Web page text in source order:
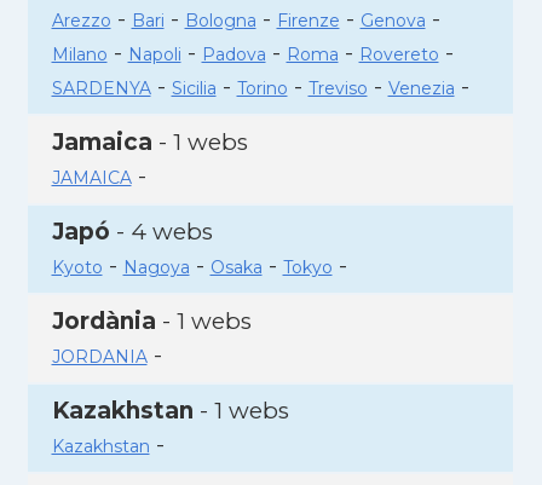
Arezzo - Bari - Bologna - Firenze - Genova -
Milano - Napoli - Padova - Roma - Rovereto -
SARDENYA- Sicilia - Torino - Treviso - Venezia -
Jamaica - 1 webs
JAMAICA-
Japó - 4 webs
Kyoto - Nagoya - Osaka - Tokyo -
Jordània - 1 webs
JORDANIA-
Kazakhstan - 1 webs
Kazakhstan -